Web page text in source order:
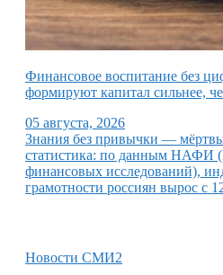
Финансовое воспитание без
формируют капитал сильнее,
05 августа, 2026
Знания без привычки —
статистика: по данным НАФИ
финансовых исследований),
грамотности россиян вырос с
Новости СМИ2